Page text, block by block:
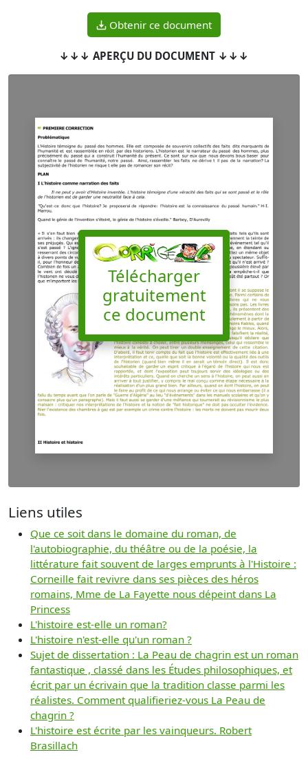
Obtenir ce document
↓↓↓ APERÇU DU DOCUMENT ↓↓↓
Télécharger
gratuitement
ce document
Liens utiles
Que ce soit dans le domaine du roman, de
l'autobiographie, du théâtre ou de la poésie, la
littérature fait souvent de larges emprunts à l'Histoire :
Corneille fait revivre dans ses pièces des héros
romains, Mme de La Fayette nous dépeint dans La
Princess
L'histoire est-elle un roman?
L'histoire n'est-elle qu'un roman ?
Sujet de dissertation : La Peau de chagrin est un roman
fantastique , classé dans les Études philosophiques, et
écrit par un écrivain que la tradition classe parmi les
réalistes. Comment qualifieriez-vous La Peau de
chagrin ?
L'histoire est écrite par les vainqueurs. Robert
Brasillach